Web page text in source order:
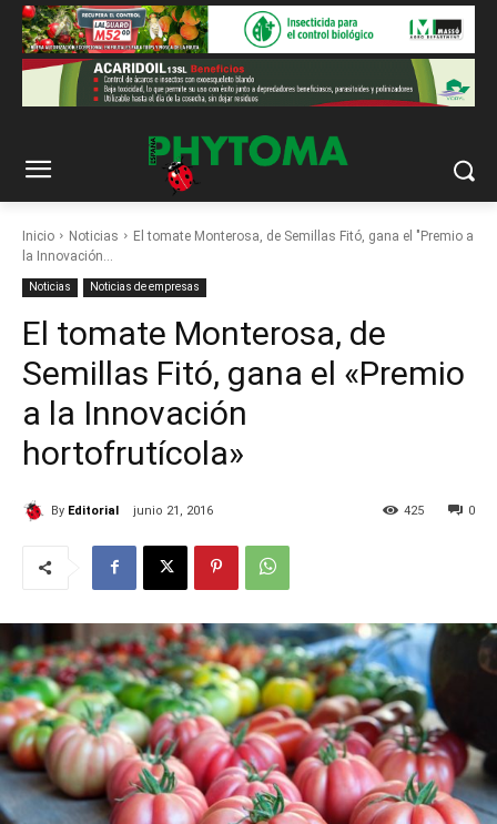
Inicio Noticias
El tomate Monterosa, de Semillas Fitó, gana el "Premio a
la Innovación...
Noticias Noticias de empresas
El tomate Monterosa, de
Semillas Fitó, gana el «Premio
a la Innovación
hortofrutícola»
By Editorial junio 21, 2016 0
425